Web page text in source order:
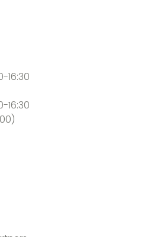
16:30
16:30